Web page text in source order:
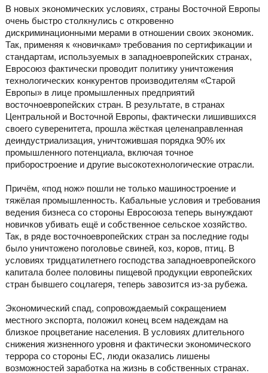
В новых экономических условиях, страны Восточной Европы
очень быстро столкнулись с откровенно
дискриминационными мерами в отношении своих экономик.
Так, применяя к «новичкам» требования по сертификации и
стандартам, используемых в западноевропейских странах,
Евросоюз фактически проводит политику уничтожения
технологических конкурентов производителям «Старой
Европы» в лице промышленных предприятий
восточноевропейских стран. В результате, в странах
Центральной и Восточной Европы, фактически лишившихся
своего суверенитета, прошла жёсткая целенаправленная
деиндустриализация, уничтожившая порядка 90% их
промышленного потенциала, включая точное
приборостроение и другие высокотехнологические отрасли.
Причём, «под нож» пошли не только машиностроение и
тяжёлая промышленность. Кабальные условия и требования
ведения бизнеса со стороны Евросоюза теперь вынуждают
новичков убивать ещё и собственное сельское хозяйство.
Так, в ряде восточноевропейских стран за последние годы
было уничтожено поголовье свиней, коз, коров, птиц. В
условиях тридцатилетнего господства западноевропейского
капитала более половины пищевой продукции европейских
стран бывшего соцлагеря, теперь завозится из-за рубежа.
Экономический спад, сопровождаемый сокращением
местного экспорта, положил конец всем надеждам на
близкое процветание населения. В условиях длительного
снижения жизненного уровня и фактически экономического
террора со стороны ЕС, люди оказались лишены
возможностей заработка на жизнь в собственных странах.